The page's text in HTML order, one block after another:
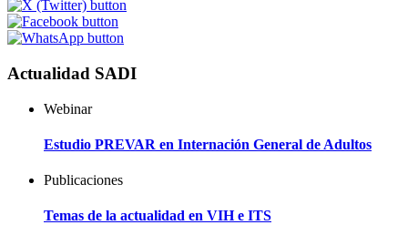
Actualidad SADI
Webinar
Estudio PREVAR en Internación General de Adultos
Publicaciones
Temas de la actualidad en VIH e ITS